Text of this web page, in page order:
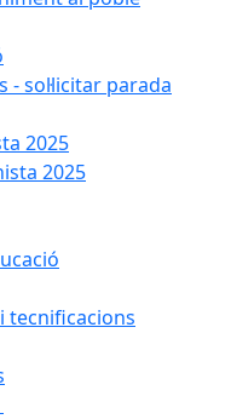
- sol·licitar parada
2025
2025
tecnificacions